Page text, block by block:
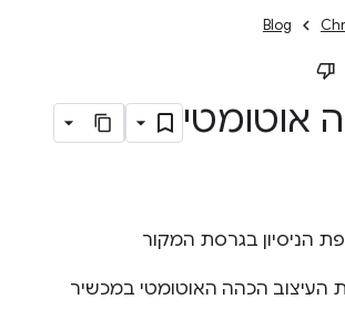
Blog
אוטומטי
הניסיון בגרסת המקור
העיצוב הכהה האוטומטי במכשיר